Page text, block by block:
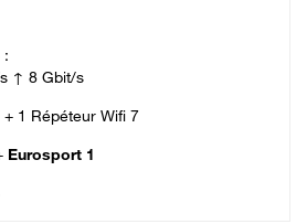
:
↑ 8 Gbit/s
1 Répéteur Wifi 7
Eurosport 1